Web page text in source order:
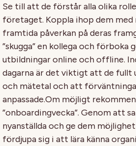
Se till att de förstår alla olika
företaget. Koppla ihop dem med
framtida påverkan på deras
”skugga” en kollega och förboka
utbildningar online och offline.
dagarna är det viktigt att de fullt
och mätetal och att
anpassade.Om möjligt
”onboardingvecka”. Genom att
nyanställda och ge dem
fördjupa sig i att lära känna